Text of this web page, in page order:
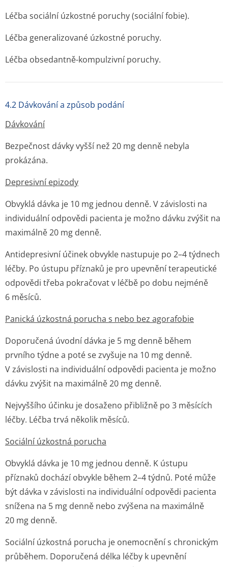
Léčba sociální úzkostné poruchy (sociální fobie).
Léčba generalizované úzkostné poruchy.
Léčba obsedantně-kompulzivní poruchy.
4.2 Dávkování a způsob podání
Dávkování
Bezpečnost dávky vyšší než 20 mg denně nebyla
prokázána.
Depresivní epizody
Obvyklá dávka je 10 mg jednou denně. V závislosti na
individuální odpovědi pacienta je možno dávku zvýšit na
maximálně 20 mg denně.
Antidepresivní účinek obvykle nastupuje po 2–4 týdnech
léčby. Po ústupu příznaků je pro upevnění terapeutické
odpovědi třeba pokračovat v léčbě po dobu nejméně
6 měsíců.
Panická úzkostná porucha s nebo bez agorafobie
Doporučená úvodní dávka je 5 mg denně během
prvního týdne a poté se zvyšuje na 10 mg denně.
V závislosti na individuální odpovědi pacienta je možno
dávku zvýšit na maximálně 20 mg denně.
Nejvyššího účinku je dosaženo přibližně po 3 měsících
léčby. Léčba trvá několik měsíců.
Sociální úzkostná porucha
Obvyklá dávka je 10 mg jednou denně. K ústupu
příznaků dochází obvykle během 2–4 týdnů. Poté může
být dávka v závislosti na individuální odpovědi pacienta
snížena na 5 mg denně nebo zvýšena na maximálně
20 mg denně.
Sociální úzkostná porucha je onemocnění s chronickým
průběhem. Doporučená délka léčby k upevnění